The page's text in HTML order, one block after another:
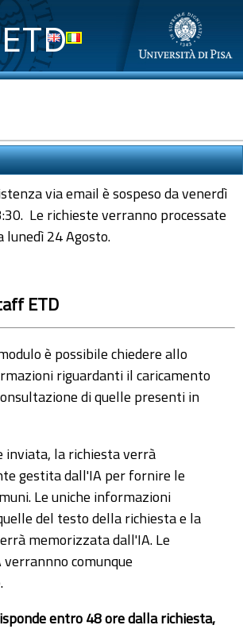
ETD
via email è sospeso da venerdì
Le richieste verranno processate
24 Agosto.
ETD
è possibile chiedere allo
riguardanti il caricamento
di quelle presenti in
inviata, la richiesta verrà
gestita dall'IA per fornire le
Le uniche informazioni
del testo della richiesta e la
memorizzata dall'IA. Le
comunque
entro 48 ore dalla richiesta,